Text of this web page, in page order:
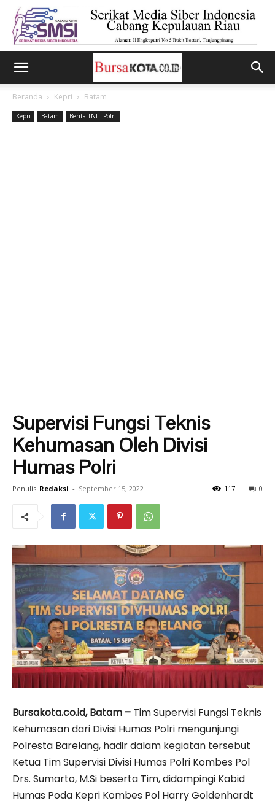
Beranda Kepri Batam
Kepri Batam Berita TNI - Polri
Supervisi Fungsi Teknis
Kehumasan Oleh Divisi
Humas Polri
Penulis Redaksi - September 15, 2022 0
117
Bursakota.co.id, Batam – Tim Supervisi Fungsi Teknis
Kehumasan dari Divisi Humas Polri mengunjungi
Polresta Barelang, hadir dalam kegiatan tersebut
Ketua Tim Supervisi Divisi Humas Polri Kombes Pol
Drs. Sumarto, M.Si beserta Tim, didampingi Kabid
Humas Poda Kepri Kombes Pol Harry Goldenhardt